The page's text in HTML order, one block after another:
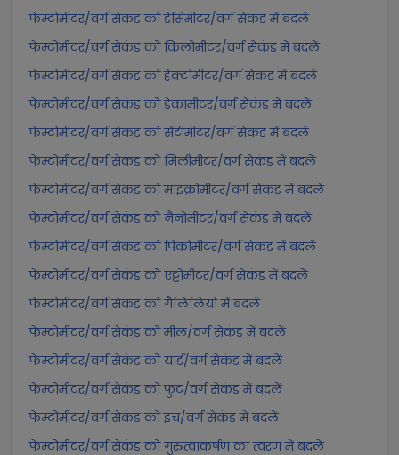
फेम्टोमीटर/वर्ग सेकंड को डेसिमीटर/वर्ग सेकंड में बदलें
फेम्टोमीटर/वर्ग सेकंड को किलोमीटर/वर्ग सेकंड में बदलें
फेम्टोमीटर/वर्ग सेकंड को हेक्टोमीटर/वर्ग सेकंड में बदलें
फेम्टोमीटर/वर्ग सेकंड को डेकामीटर/वर्ग सेकंड में बदलें
फेम्टोमीटर/वर्ग सेकंड को सेंटीमीटर/वर्ग सेकंड में बदलें
फेम्टोमीटर/वर्ग सेकंड को मिलीमीटर/वर्ग सेकंड में बदलें
फेम्टोमीटर/वर्ग सेकंड को माइक्रोमीटर/वर्ग सेकंड में बदलें
फेम्टोमीटर/वर्ग सेकंड को नैनोमीटर/वर्ग सेकंड में बदलें
फेम्टोमीटर/वर्ग सेकंड को पिकोमीटर/वर्ग सेकंड में बदलें
फेम्टोमीटर/वर्ग सेकंड को एट्टोमीटर/वर्ग सेकंड में बदलें
फेम्टोमीटर/वर्ग सेकंड को गैलिलियो में बदलें
फेम्टोमीटर/वर्ग सेकंड को मील/वर्ग सेकंड में बदलें
फेम्टोमीटर/वर्ग सेकंड को यार्ड/वर्ग सेकंड में बदलें
फेम्टोमीटर/वर्ग सेकंड को फुट/वर्ग सेकंड में बदलें
फेम्टोमीटर/वर्ग सेकंड को इंच/वर्ग सेकंड में बदलें
फेम्टोमीटर/वर्ग सेकंड को गुरुत्वाकर्षण का त्वरण में बदलें